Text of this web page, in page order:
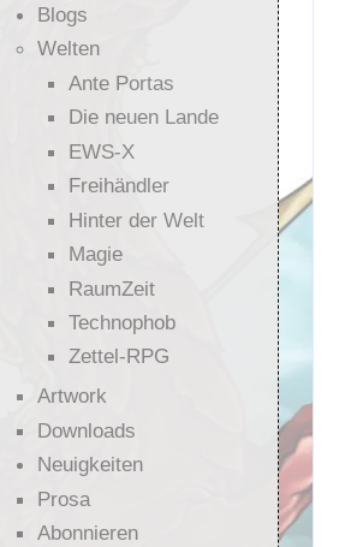
Blogs
Welten
Ante Portas
Die neuen Lande
EWS-X
Freihändler
Hinter der Welt
Magie
RaumZeit
Technophob
Zettel-RPG
Artwork
Downloads
Neuigkeiten
Prosa
Abonnieren